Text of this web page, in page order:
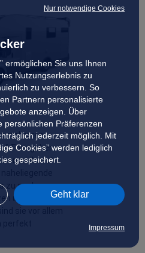
Nur notwendige Cookies
ermöglichen Sie uns Ihnen
Nutzungserlebnis zu
zu verbessern. So
Partnern personalisierte
anzeigen. Über
persönlichen Präferenzen
jederzeit möglich. Mit
Cookies” werden lediglich
gespeichert.
Geht klar
Impressum
mehreren
Tour gehen
mit
zu sechs
und viel